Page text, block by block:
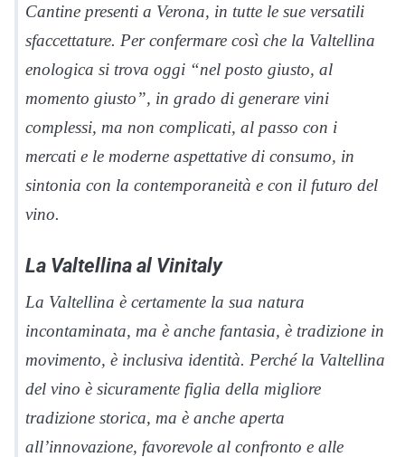
Cantine presenti a Verona, in tutte le sue versatili
sfaccettature. Per confermare così che la Valtellina
enologica si trova oggi “nel posto giusto, al
momento giusto”, in grado di generare vini
complessi, ma non complicati, al passo con i
mercati e le moderne aspettative di consumo, in
sintonia con la contemporaneità e con il futuro del
vino.
La Valtellina al Vinitaly
La Valtellina è certamente la sua natura
incontaminata, ma è anche fantasia, è tradizione in
movimento, è inclusiva identità. Perché la Valtellina
del vino è sicuramente figlia della migliore
tradizione storica, ma è anche aperta
all’innovazione, favorevole al confronto e alle